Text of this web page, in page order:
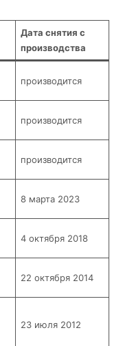
Дата снятия с
производства
производится
производится
производится
8 марта 2023
4 октября 2018
22 октября 2014
23 июля 2012